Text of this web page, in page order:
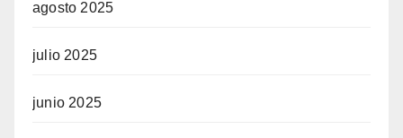
agosto 2025
julio 2025
junio 2025